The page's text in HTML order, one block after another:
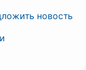
новость